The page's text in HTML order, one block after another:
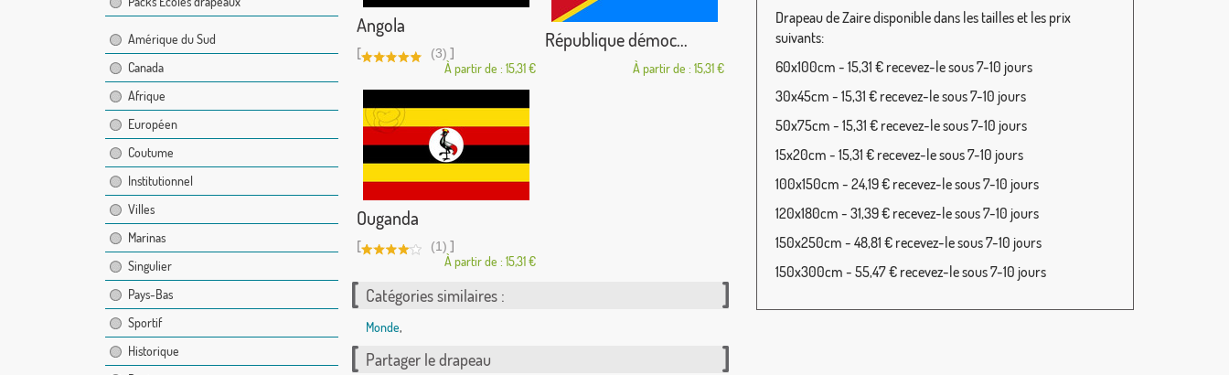
Amérique du Sud
Canada
Afrique
Européen
Coutume
Institutionnel
Villes
Marinas
Singulier
Pays-Bas
Sportif
Historique
Angola
[ (3) ]
À partir de : 15,31 €
République démoc...
À partir de : 15,31 €
Ouganda
[ (1) ]
À partir de : 15,31 €
Catégories similaires :
Monde,
Partager le drapeau
Drapeau de Zaire disponible dans les tailles et les prix
suivants:
60x100cm - 15,31 € recevez-le sous 7-10 jours
30x45cm - 15,31 € recevez-le sous 7-10 jours
50x75cm - 15,31 € recevez-le sous 7-10 jours
15x20cm - 15,31 € recevez-le sous 7-10 jours
100x150cm - 24,19 € recevez-le sous 7-10 jours
120x180cm - 31,39 € recevez-le sous 7-10 jours
150x250cm - 48,81 € recevez-le sous 7-10 jours
150x300cm - 55,47 € recevez-le sous 7-10 jours